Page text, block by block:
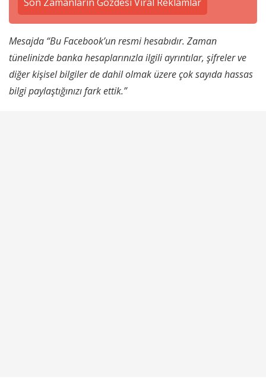
Mesajda “Bu Facebook’un resmi hesabıdır. Zaman
tünelinizde banka hesaplarınızla ilgili ayrıntılar, şifreler ve
diğer kişisel bilgiler de dahil olmak üzere çok sayıda hassas
bilgi paylaştığınızı fark ettik.”